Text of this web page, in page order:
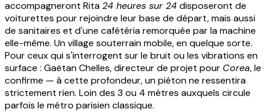
accompagneront Rita24 heures sur 24disposeront de
voiturettes pour rejoindre leur base de départ, mais aussi
de sanitaires et d'une cafétéria remorquée par la machine
elle-même. Un village souterrain mobile, en quelque sorte.
Pour ceux qui s'interrogent sur le bruit ou les vibrations en
surface : Gaëtan Chelles, directeur de projet pour Corea, le
confirme — à cette profondeur, un piéton ne ressentira
strictement rien. Loin des 3 ou 4 mètres auxquels circule
parfois le métro parisien classique.